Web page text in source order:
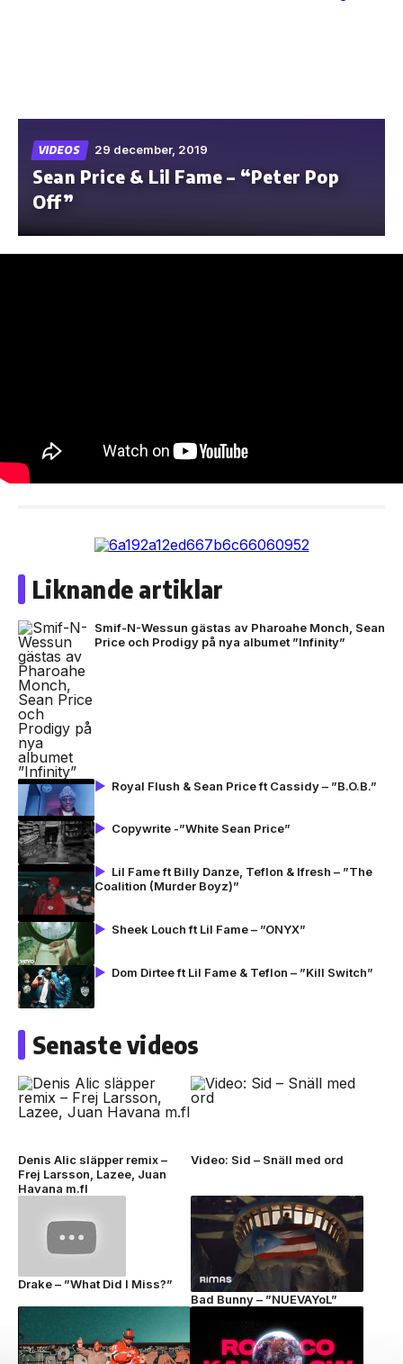
content
VIDEOS 29 december, 2019
Sean Price & Lil Fame – “Peter Pop
Off”
Liknande artiklar
Smif-N-Wessun gästas av Pharoahe Monch, Sean
Price och Prodigy på nya albumet ”Infinity”
Royal Flush & Sean Price ft Cassidy – ”B.O.B.”
Copywrite -”White Sean Price”
Lil Fame ft Billy Danze, Teflon & Ifresh – ”The
Coalition (Murder Boyz)”
Sheek Louch ft Lil Fame – ”ONYX”
Dom Dirtee ft Lil Fame & Teflon – ”Kill Switch”
Senaste videos
Denis Alic släpper remix –
Frej Larsson, Lazee, Juan
Havana m.fl
Video: Sid – Snäll med ord
Drake – ”What Did I Miss?”
Bad Bunny – ”NUEVAYoL”